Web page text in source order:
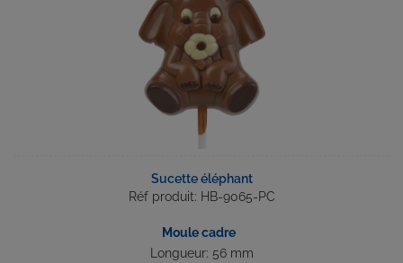
Sucette éléphant
Réf produit: HB-9065-PC
Moule cadre
Longueur: 56 mm